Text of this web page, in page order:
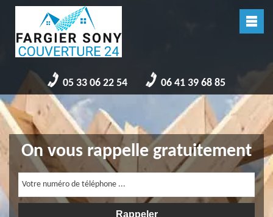
05 33 06 22 54 06 41 39 68 85
On vous rappelle gratuitement